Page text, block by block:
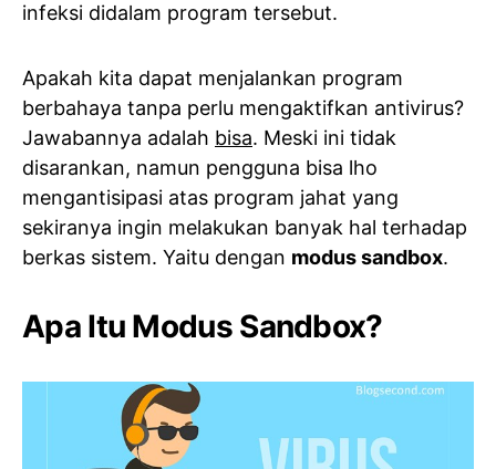
infeksi didalam program tersebut.
Apakah kita dapat menjalankan program
berbahaya tanpa perlu mengaktifkan antivirus?
Jawabannya adalah bisa. Meski ini tidak
disarankan, namun pengguna bisa lho
mengantisipasi atas program jahat yang
sekiranya ingin melakukan banyak hal terhadap
berkas sistem. Yaitu dengan modus sandbox.
Apa Itu Modus Sandbox?